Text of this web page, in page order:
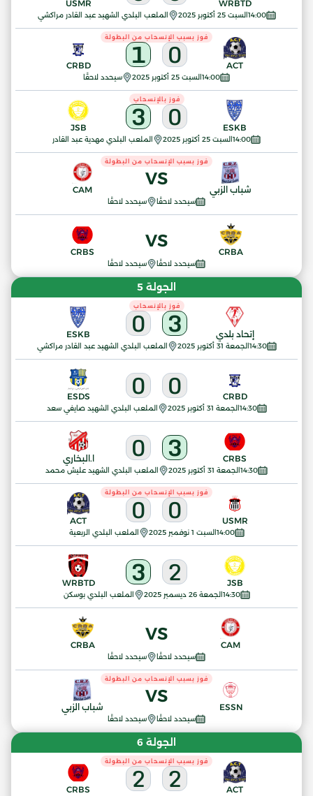
14:00السبت 25 أكتوبر 2025 الملعب البلدي الشهيد عبد القادر مراكشي
WRBTD
USMR
14:00السبت 25 أكتوبر 2025 سيحدد لاحقًا
ACT
0
1
فوز بسبب الإنسحاب من البطولة
CRBD
14:00السبت 25 أكتوبر 2025 الملعب البلدي مهدية عبد القادر
ESKB
0
3
فوز بالإنسحاب
JSB
سيحدد لاحقًا سيحدد لاحقًا
شباب الزبي
VS
فوز بسبب الإنسحاب من البطولة
CAM
سيحدد لاحقًا سيحدد لاحقًا
CRBA
VS
CRBS
الجولة 5
14:30الجمعة 31 أكتوبر 2025 الملعب البلدي الشهيد عبد القادر مراكشي
إتحاد بلدي 3
0
فوز بالإنسحاب
ESKB
14:30الجمعة 31 أكتوبر 2025 الملعب البلدي الشهيد صايفي سعد
CRBD
0
0
ESDS
14:30الجمعة 31 أكتوبر 2025 الملعب البلدي الشهيد عليش محمد
CRBS
3
0 ا.البخاري
14:00السبت 1 نوفمبر 2025 الملعب البلدي الربعية
USMR
0
0
فوز بسبب الإنسحاب من البطولة
ACT
14:30الجمعة 26 ديسمبر 2025 الملعب البلدي بوسكن
JSB
2
3
WRBTD
سيحدد لاحقًا سيحدد لاحقًا
CAM
VS
CRBA
سيحدد لاحقًا سيحدد لاحقًا
ESSN
VS
فوز بسبب الإنسحاب من البطولة
شباب الزبي
الجولة 6
ACT
2
2
فوز بسبب الإنسحاب من البطولة
CRBS